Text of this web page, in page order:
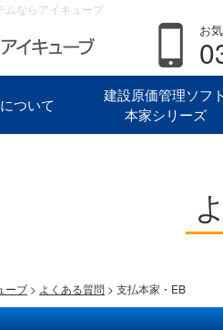
ムならアイキューブ
お
ついて
建設原価管理ソフト
本家シリーズ
ーブ > よくある質問 > 支払本家・EB